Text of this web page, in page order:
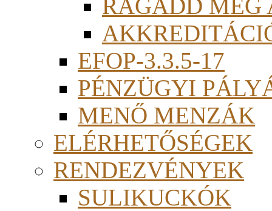
RAGADD MEG
EFOP-3.3.5-17
PÉNZÜGYI
MENŐ MENZÁK
ELÉRHETŐSÉGEK
RENDEZVÉNYEK
SULIKUCKÓK